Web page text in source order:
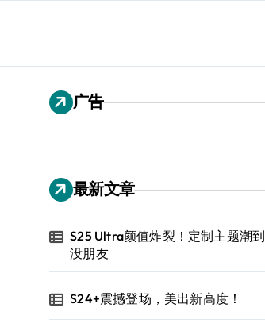
广告
最新文章
S25 Ultra颜值炸裂！定制主题潮到
没朋友
S24+震撼登场，美出新高度！